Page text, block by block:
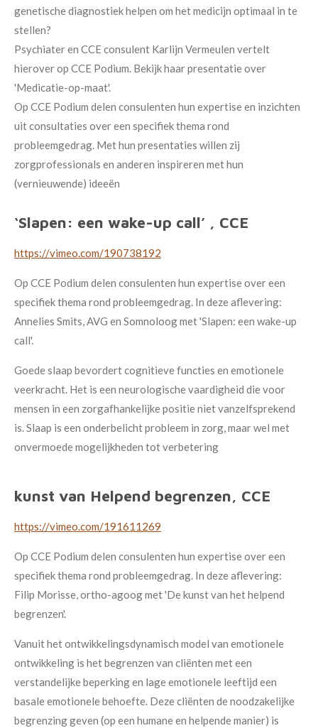
genetische diagnostiek helpen om het medicijn optimaal in te
stellen?
Psychiater en CCE consulent Karlijn Vermeulen vertelt
hierover op CCE Podium. Bekijk haar presentatie over
'Medicatie-op-maat'.
Op CCE Podium delen consulenten hun expertise en inzichten
uit consultaties over een specifiek thema rond
probleemgedrag. Met hun presentaties willen zij
zorgprofessionals en anderen inspireren met hun
(vernieuwende) ideeën
‘Slapen: een wake-up call’ , CCE
https://vimeo.com/190738192
Op CCE Podium delen consulenten hun expertise over een
specifiek thema rond probleemgedrag. In deze aflevering:
Annelies Smits, AVG en Somnoloog met 'Slapen: een wake-up
call'.
Goede slaap bevordert cognitieve functies en emotionele
veerkracht. Het is een neurologische vaardigheid die voor
mensen in een zorgafhankelijke positie niet vanzelfsprekend
is. Slaap is een onderbelicht probleem in zorg, maar wel met
onvermoede mogelijkheden tot verbetering
kunst van Helpend begrenzen, CCE
https://vimeo.com/191611269
Op CCE Podium delen consulenten hun expertise over een
specifiek thema rond probleemgedrag. In deze aflevering:
Filip Morisse, ortho-agoog met 'De kunst van het helpend
begrenzen'.
Vanuit het ontwikkelingsdynamisch model van emotionele
ontwikkeling is het begrenzen van cliënten met een
verstandelijke beperking en lage emotionele leeftijd een
basale emotionele behoefte. Deze cliënten de noodzakelijke
begrenzing geven (op een humane en helpende manier) is